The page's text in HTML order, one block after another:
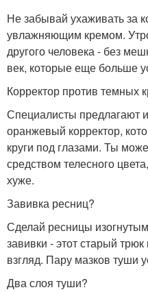
Не забывай ухаживать за
увлажняющим кремом.
другого человека - без
век, которые еще больше
Корректор против темных
Специалисты предлагают
оранжевый корректор,
круги под глазами. Ты
средством телесного
хуже.
Завивка ресниц?
Сделай ресницы
завивки - этот старый
взгляд. Пару мазков туши
Два слоя туши?